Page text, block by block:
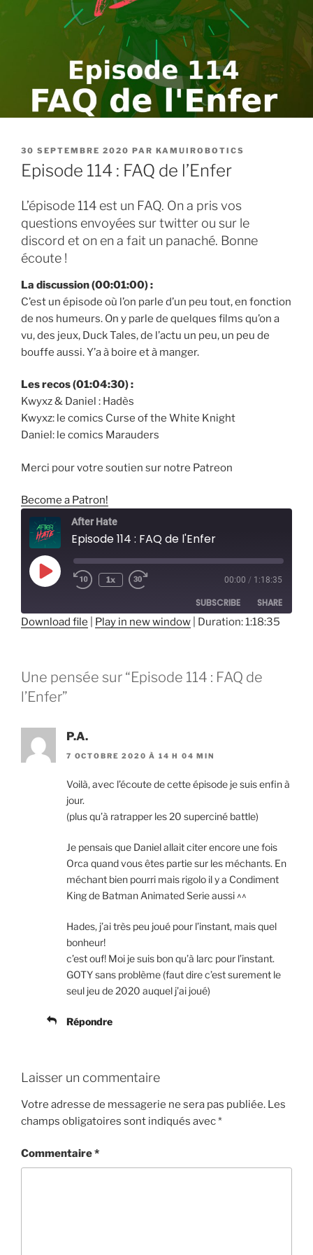
PUBLIÉ
LE
30 SEPTEMBRE 2020 PAR KAMUIROBOTICS
Episode 114 : FAQ de l’Enfer
L’épisode 114 est un FAQ. On a pris vos
questions envoyées sur twitter ou sur le
discord et on en a fait un panaché. Bonne
écoute !
La discussion (00:01:00) :
C’est un épisode où l’on parle d’un peu tout, en fonction
de nos humeurs. On y parle de quelques films qu’on a
vu, des jeux, Duck Tales, de l’actu un peu, un peu de
bouffe aussi. Y’a à boire et à manger.
Les recos (01:04:30) :
Kwyxz & Daniel : Hadès
Kwyxz: le comics Curse of the White Knight
Daniel: le comics Marauders
Merci pour votre soutien sur notre Patreon
Become a Patron!
After Hate
Episode 114 : FAQ de l'Enfer
Play
Episode
1x 00:00 / 1:18:35
SUBSCRIBE SHARE
LINK
EMBED
Download file Play in new window Duration: 1:18:35
Une pensée sur “Episode 114 : FAQ de
l’Enfer”
P.A.
7 OCTOBRE 2020 À 14 H 04 MIN
Voilà, avec l’écoute de cette épisode je suis enfin à
jour.
(plus qu’à ratrapper les 20 superciné battle)
Je pensais que Daniel allait citer encore une fois
Orca quand vous êtes partie sur les méchants. En
méchant bien pourri mais rigolo il y a Condiment
King de Batman Animated Serie aussi ^^
Hades, j’ai très peu joué pour l’instant, mais quel
bonheur!
c’est ouf! Moi je suis bon qu’à larc pour l’instant.
GOTY sans problème (faut dire c’est surement le
seul jeu de 2020 auquel j’ai joué)
Répondre
Laisser un commentaire
Votre adresse de messagerie ne sera pas publiée. Les
champs obligatoires sont indiqués avec*
Commentaire*